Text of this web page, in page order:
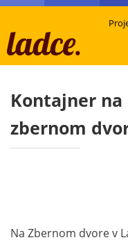
Kontajner
zbernom
Na Zbernom dvore v